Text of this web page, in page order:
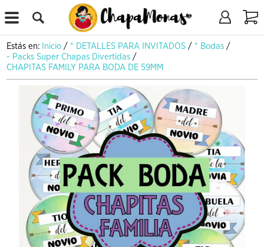
X
Estás en: Inicio / * DETALLES PARA INVITADOS / * Bodas /
- Packs Super Chapas Divertidas /
CHAPITAS FAMILY PARA BODA DE 59MM